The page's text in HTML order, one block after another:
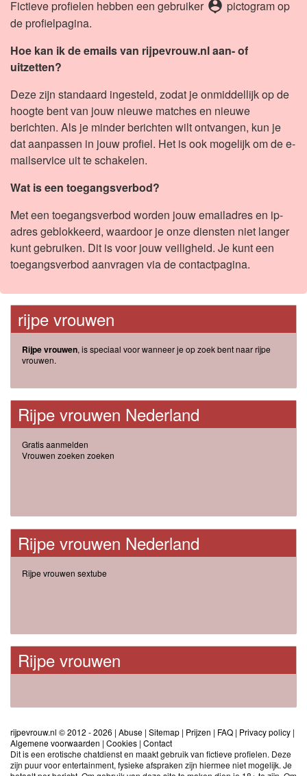
Fictieve profielen hebben een gebruiker person_pin pictogram op
de profielpagina.
Hoe kan ik de emails van rijpevrouw.nl aan- of
uitzetten?
Deze zijn standaard ingesteld, zodat je onmiddellijk op de
hoogte bent van jouw nieuwe matches en nieuwe
berichten. Als je minder berichten wilt ontvangen, kun je
dat aanpassen in jouw profiel. Het is ook mogelijk om de e-
mailservice uit te schakelen.
Wat is een toegangsverbod?
Met een toegangsverbod worden jouw emailadres en ip-
adres geblokkeerd, waardoor je onze diensten niet langer
kunt gebruiken. Dit is voor jouw veiligheid. Je kunt een
toegangsverbod aanvragen via de contactpagina.
rijpe vrouwen
Rijpe vrouwen, is speciaal voor wanneer je op zoek bent naar rijpe
vrouwen.
Rijpe vrouwen Nederland
Gratis aanmelden
Vrouwen zoeken zoeken
Rijpe vrouwen Nederland
Rijpe vrouwen sextube
Rijpe vrouwen
rijpevrouw.nl © 2012 - 2026 | Abuse | Sitemap | Prijzen | FAQ | Privacy policy |
Algemene voorwaarden | Cookies | Contact
Dit is een erotische chatdienst en maakt gebruik van fictieve profielen. Deze
zijn puur voor entertainment, fysieke afspraken zijn hiermee niet mogelijk. Je